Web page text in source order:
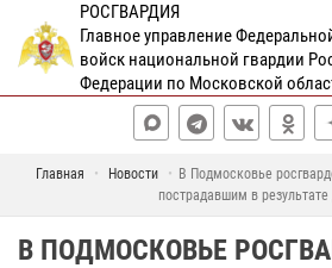
РОСГВАРДИЯ
Главное управление
войск национальной гвардии
Федерации по Московской
Главная Новости
В Подмосковье
пострадавшим в
В ПОДМОСКОВЬЕ